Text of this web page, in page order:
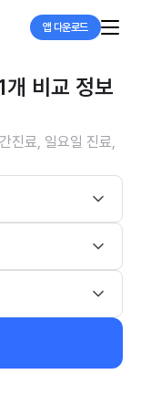
앱 다운로드
비교 정보
진료, 일요일 진료,